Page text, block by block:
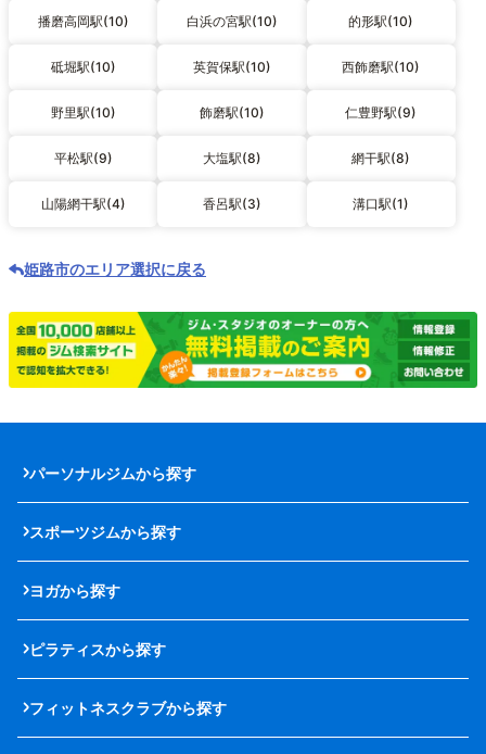
播磨高岡駅(10) 白浜の宮駅(10) 的形駅(10)
砥堀駅(10) 英賀保駅(10) 西飾磨駅(10)
野里駅(10) 飾磨駅(10) 仁豊野駅(9)
平松駅(9) 大塩駅(8) 網干駅(8)
山陽網干駅(4) 香呂駅(3) 溝口駅(1)
姫路市のエリア選択に戻る
パーソナルジムから探す
スポーツジムから探す
ヨガから探す
ピラティスから探す
フィットネスクラブから探す